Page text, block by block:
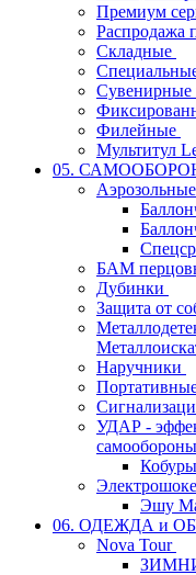
Премиум
Складные
Сувенирные
Филейные
Мультитул
05.
БАМ
Дубинки
Защита от
Наручники
УДАР -
самообороны
Кобуры
Эшу
06. ОДЕЖДА и
Nova Tour